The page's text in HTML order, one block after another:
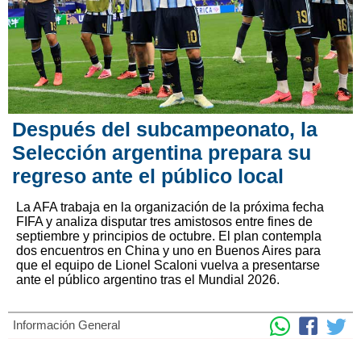
Después del subcampeonato, la
Selección argentina prepara su
regreso ante el público local
La AFA trabaja en la organización de la próxima fecha
FIFA y analiza disputar tres amistosos entre fines de
septiembre y principios de octubre. El plan contempla
dos encuentros en China y uno en Buenos Aires para
que el equipo de Lionel Scaloni vuelva a presentarse
ante el público argentino tras el Mundial 2026.
Información General